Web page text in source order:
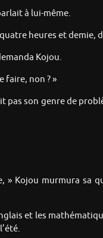
à lui-même.
heures et
Kojou.
faire, non ? »
pas son genre de
Kojou murmura sa
et les